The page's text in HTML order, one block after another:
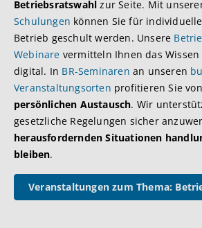
Betriebsratswahl zur Seite. Mit
Schulungen können Sie für
Betrieb geschult werden. Unsere
Webinare vermitteln Ihnen das
digital. In BR-Seminaren an unseren
Veranstaltungsorten profitieren Sie
persönlichen Austausch. Wir
gesetzliche Regelungen sicher
herausfordernden Situationen
bleiben.
Veranstaltungen zum Thema: